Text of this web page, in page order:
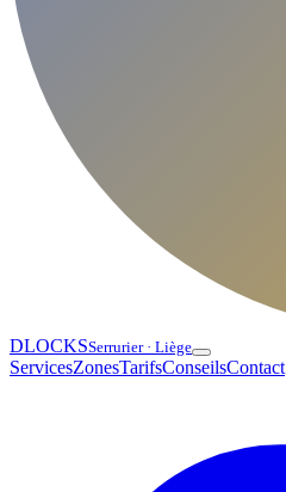
DLOCKSSerrurier · Liège
ServicesZonesTarifsConseilsContact